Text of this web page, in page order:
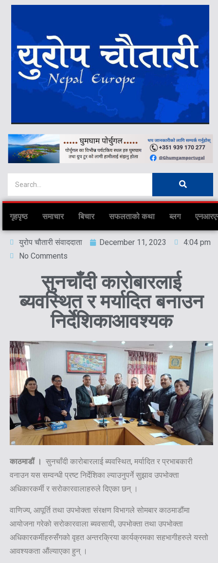
गृहपृष्ठ समाचार बिचार सफलताको कथा ब्लग
युरोप चौतारी संवाददाता December 11, 2023
4:04 pm
No Comments
सुनचाँदी कारोबारलाई
ब्यवस्थित र मर्यादित बनाउन
निर्देशिकाआवश्यक
काठमाडौं । सुनचाँदी कारोबारलाई ब्यवस्थित, मर्यादित र प्रभाबकारी
वनाउन यस सम्वन्धी प्रष्ट निर्देशिका ल्याउनुपर्ने सुझाव उपभोक्ता
अधिकारकर्मी र सरोकारवालाहरुले दिएका छन् ।
वाणिज्य, आपूर्ति तथा उपभोक्ता संरक्षण विभागले सोमबार काठमाडौंमा
आयोजना गरेको सरोकारवाला ब्यवसायी, उपभोक्ता तथा उपभोक्ता
अधिकारकर्मीहरुसँगको वृहत अन्तरक्रिया कार्यक्रमका सहभागीहरुले यस्तो
आवश्यकता औंल्याएका हुन् ।